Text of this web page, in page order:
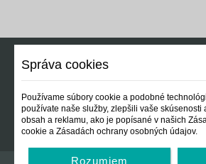
Správa cookies
Používame súbory cookie a podobné
používate naše služby, zlepšili vaše skúsenosti
obsah a reklamu, ako je popísané v našich
cookie a Zásadách ochrany osobných údajov.
Rozumiem